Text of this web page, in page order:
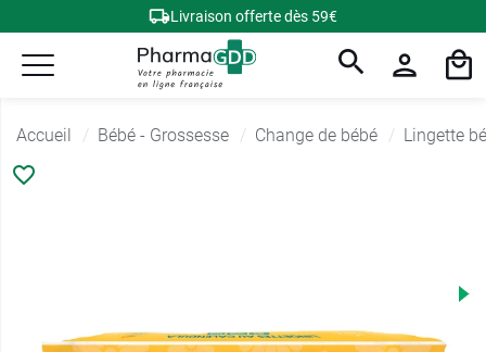
Livraison offerte dès 59€
Accueil Bébé - Grossesse Change de bébé Lingette